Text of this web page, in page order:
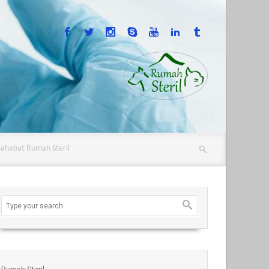
Rumah Steril